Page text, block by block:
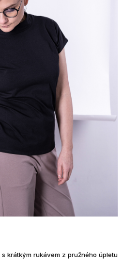
s krátkým rukávem z pružného úpletu